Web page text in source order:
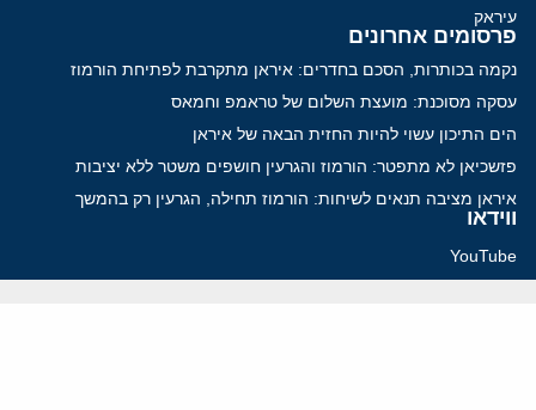
עיראק
פרסומים אחרונים
נקמה בכותרות, הסכם בחדרים: איראן מתקרבת לפתיחת הורמוז
עסקה מסוכנת: מועצת השלום של טראמפ וחמאס
הים התיכון עשוי להיות החזית הבאה של איראן
פזשכיאן לא מתפטר: הורמוז והגרעין חושפים משטר ללא יציבות
איראן מציבה תנאים לשיחות: הורמוז תחילה, הגרעין רק בהמשך
ווידאו
YouTube